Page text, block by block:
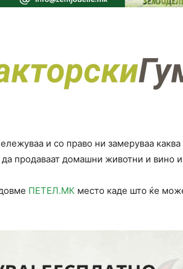
и со право ни замеруваа
продаваат домашни животни и вино и
ПЕТЕЛ.МК место каде што ќе